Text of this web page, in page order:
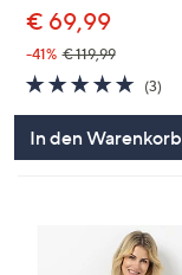
€ 69,99
-41% € 119,99
4.7
von
(3)3
In den Warenkorb